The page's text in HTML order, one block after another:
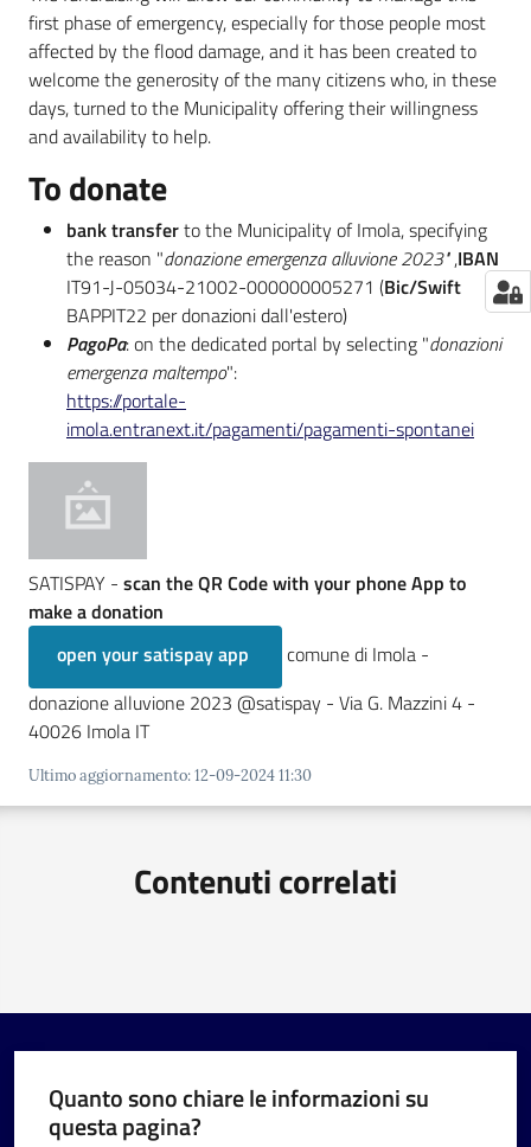
first phase of emergency, especially for those people most
affected by the flood damage, and it has been created to
welcome the generosity of the many citizens who, in these
days, turned to the Municipality offering their willingness
and availability to help.
To donate
bank transferto the Municipality of Imola, specifying
the reason "donazione emergenza alluvione 2023",IBAN
IT91-J-05034-21002-000000005271 (Bic/Swift
BAPPIT22 per donazioni dall'estero)
PagoPa: on the dedicated portal by selecting "donazioni
emergenza maltempo":
https://portale-
imola.entranext.it/pagamenti/pagamenti-spontanei
SATISPAY - scan the QR Code with your phone App to
make a donation
open your satispay app
comune di Imola -
donazione alluvione 2023 @satispay - Via G. Mazzini 4 -
40026 Imola IT
Ultimo aggiornamento:12-09-2024 11:30
Contenuti correlati
Quanto sono chiare le informazioni su
questa pagina?